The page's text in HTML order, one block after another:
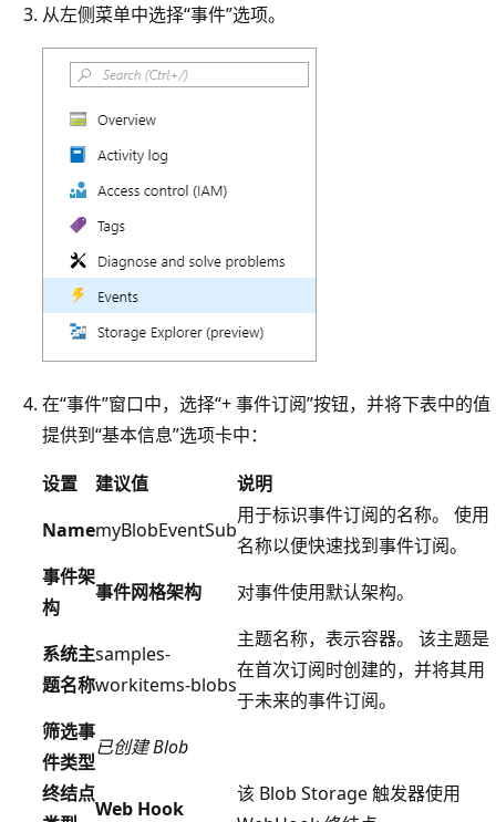
从左侧菜单中选择“事件”选项。
在“事件”窗口中，选择“+ 事件订阅”按钮，并将下表中的值
提供到“基本信息”选项卡中：
设置
建议值
说明
NamemyBlobEventSub
用于标识事件订阅的名称。 使用
名称以便快速找到事件订阅。
事件架
构
事件网格架构 对事件使用默认架构。
系统主
题名称
samples-
workitems-blobs
主题名称，表示容器。 该主题是
在首次订阅时创建的，并将其用
于未来的事件订阅。
筛选事
件类型
已创建 Blob
终结点
Web Hook
该 Blob Storage 触发器使用